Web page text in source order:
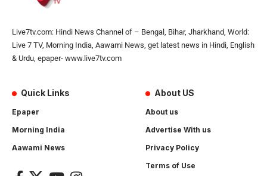
Live7tv.com: Hindi News Channel of – Bengal, Bihar, Jharkhand, World:
Live 7 TV, Morning India, Aawami News, get latest news in Hindi, English
& Urdu, epaper- www.live7tv.com
Quick Links
Epaper
Morning India
Aawami News
About US
About us
Advertise With us
Privacy Policy
Terms of Use